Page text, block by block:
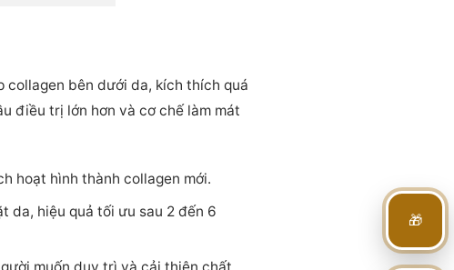
collagen bên dưới da, kích thích quá
điều trị lớn hơn và cơ chế làm mát
hoạt hình thành collagen mới.
da, hiệu quả tối ưu sau 2 đến 6
🎁